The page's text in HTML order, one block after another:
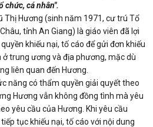
chức, cá nhân".
Thị Hương (sinh năm 1971, cư trú Tổ
tỉnh An Giang) là giáo viên đã lợi
khiếu nại, tố cáo để gửi đơn khiếu
ở trung ương và địa phương, mặc dù
liên quan đến Hương.
năng có thẩm quyền giải quyết theo
Hương vẫn không đồng tình mà yêu
yêu cầu của Hương. Khi yêu cầu
tục khiếu nại, tố cáo với nội dung